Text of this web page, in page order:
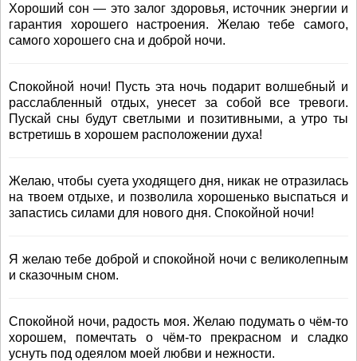
Хороший сон — это залог здоровья, источник энергии и
гарантия хорошего настроения. Желаю тебе самого,
самого хорошего сна и доброй ночи.
Спокойной ночи! Пусть эта ночь подарит волшебный и
расслабленный отдых, унесет за собой все тревоги.
Пускай сны будут светлыми и позитивными, а утро ты
встретишь в хорошем расположении духа!
Желаю, чтобы суета уходящего дня, никак не отразилась
на твоем отдыхе, и позволила хорошенько выспаться и
запастись силами для нового дня. Спокойной ночи!
Я желаю тебе доброй и спокойной ночи с великолепным
и сказочным сном.
Спокойной ночи, радость моя. Желаю подумать о чём-то
хорошем, помечтать о чём-то прекрасном и сладко
уснуть под одеялом моей любви и нежности.